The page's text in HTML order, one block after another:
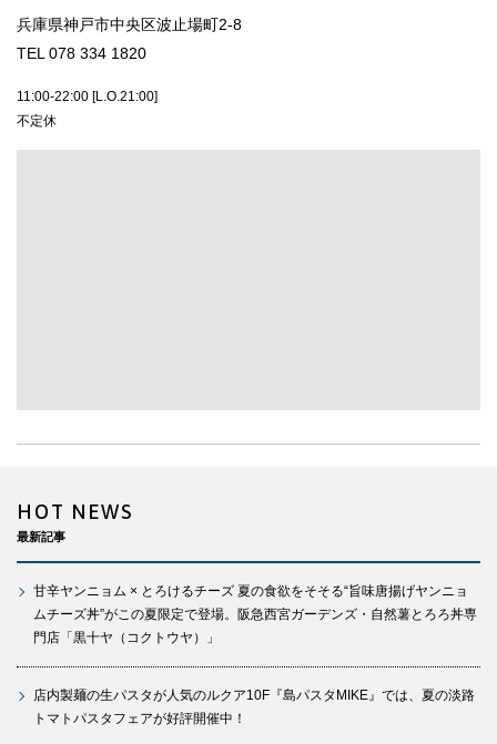
兵庫県神戸市中央区波止場町2-8
TEL 078 334 1820
11:00-22:00 [L.O.21:00]
不定休
HOT NEWS
最新記事
甘辛ヤンニョム × とろけるチーズ 夏の食欲をそそる“旨味唐揚げヤンニョ
ムチーズ丼”がこの夏限定で登場。阪急西宮ガーデンズ・自然薯とろろ丼専
門店「黒十ヤ（コクトウヤ）」
店内製麺の生パスタが人気のルクア10F『島パスタMIKE』では、夏の淡路
トマトパスタフェアが好評開催中！